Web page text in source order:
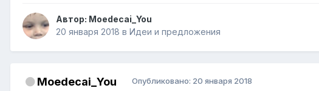
Автор: Moedecai_You
20 января 2018 в Идеи и предложения
Moedecai_You Опубликовано: 20 января 2018